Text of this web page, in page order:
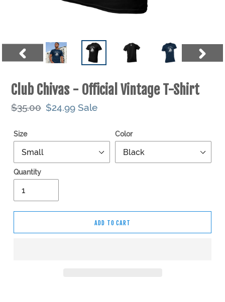
PREVIOUS SLIDE
Club Chivas - Official Vintage T-Shirt
Regular
$35.00 Sale
$24.99Sale
Size Color
Quantity
ADD TO CART